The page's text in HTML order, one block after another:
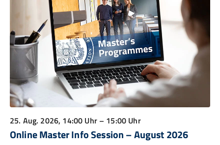
25. Aug. 2026, 14:00 Uhr – 15:00 Uhr
Online Master Info Session – August 2026